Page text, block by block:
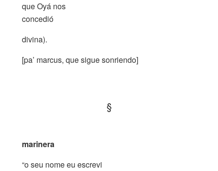
que Oyá nos
concedió
divina).
[pa’ marcus, que sigue sonriendo]
§
marinera
“o seu nome eu escrevi